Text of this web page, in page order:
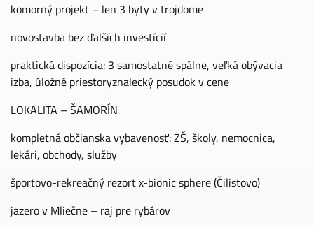
komorný projekt – len 3 byty v trojdome
novostavba bez ďalších investícií
praktická dispozícia: 3 samostatné spálne, veľká obývacia
izba, úložné priestoryznalecký posudok v cene
LOKALITA – ŠAMORÍN
kompletná občianska vybavenosť: ZŠ, školy, nemocnica,
lekári, obchody, služby
športovo-rekreačný rezort x-bionic sphere (Čilistovo)
jazero v Mliečne – raj pre rybárov